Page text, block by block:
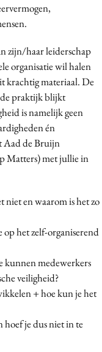
zijn/haar leiderschap
organisatie wil halen
krachtig materiaal. De
de praktijk blijkt
is namelijk geen
én
Aad de Bruijn
Matters) met jullie in
niet en waarom is het zo
het zelf-organiserend
kunnen medewerkers
veiligheid?
+ hoe kun je het
je dus niet in te